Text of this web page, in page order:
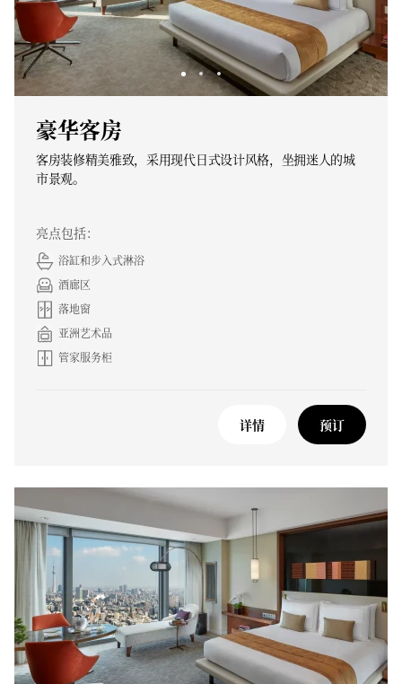
豪华客房
客房装修精美雅致，采用现代日式设计风格，坐拥迷人的城
市景观。
亮点包括：
浴缸和步入式淋浴
酒廊区
落地窗
亚洲艺术品
管家服务柜
详情 预订